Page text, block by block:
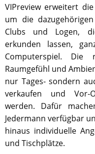
VIPreview erweitert
um die
Clubs und Logen,
erkunden lassen,
Computerspiel. Die
Raumgefühl und
nur Tages- sondern
verkaufen und Vor-
werden. Dafür
Jedermann verfügbar
hinaus individuelle
und Tischplätze.